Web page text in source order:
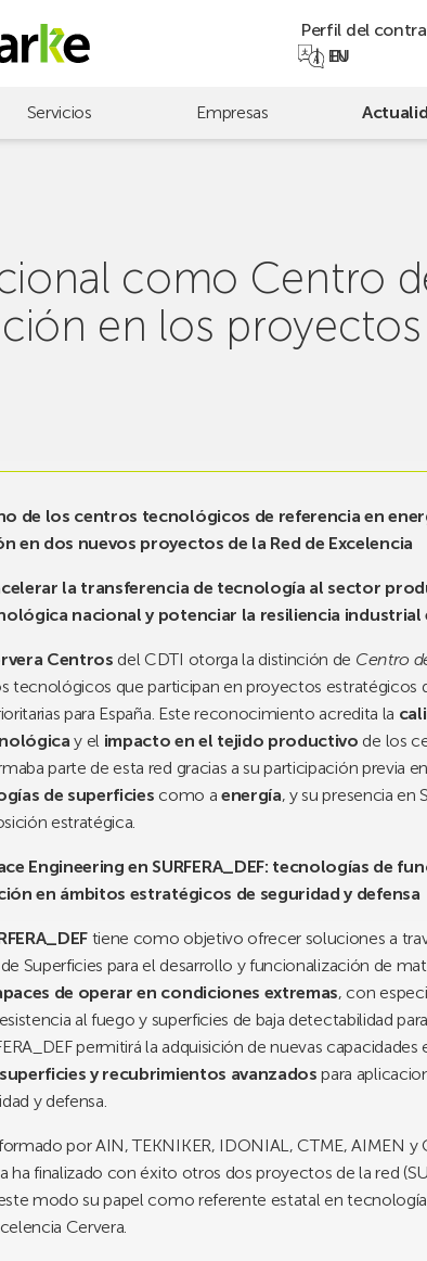
Perfil del
EU
EN
Servicios Empresas
como Centro
en los proyectos
de los centros tecnológicos de referencia en
en dos nuevos proyectos de la Red de Excelencia
la transferencia de tecnología al sector
nacional y potenciar la resiliencia industrial
Centros del CDTI otorga la distinción de Centro
tecnológicos que participan en proyectos estratégicos
para España. Este reconocimiento acredita la
y el impacto en el tejido productivo de los
parte de esta red gracias a su participación previa
de superficies como a energía, y su presencia en
estratégica.
Engineering en SURFERA_DEF: tecnologías de
en ámbitos estratégicos de seguridad y defensa
tiene como objetivo ofrecer soluciones a
Superficies para el desarrollo y funcionalización de
de operar en condiciones extremas, con
al fuego y superficies de baja detectabilidad
permitirá la adquisición de nuevas capacidades
y recubrimientos avanzados para
y defensa.
por AIN, TEKNIKER, IDONIAL, CTME, AIMEN y
ha finalizado con éxito otros dos proyectos de la red
modo su papel como referente estatal en
Cervera.